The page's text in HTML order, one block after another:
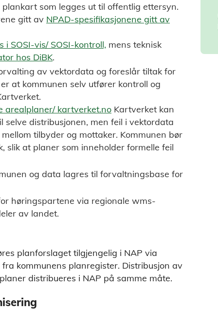
som legges ut til offentlig ettersyn.
gitt av NPAD-spesifikasjonene gitt av
i SOSI-vis/ SOSI-kontroll, mens teknisk
hos DiBK.
av vektordata og foreslår tiltak for
at kommunen selv utfører kontroll og
arealplaner/ kartverket.no Kartverket kan
selve distribusjonen, men feil i vektordata
tilbyder og mottaker. Kommunen bør
slik at planer som inneholder formelle feil
og data lagres til forvaltningsbase for
høringspartene via regionale wms-
av landet.
planforslaget tilgjengelig i NAP via
kommunens planregister. Distribusjon av
distribueres i NAP på samme måte.